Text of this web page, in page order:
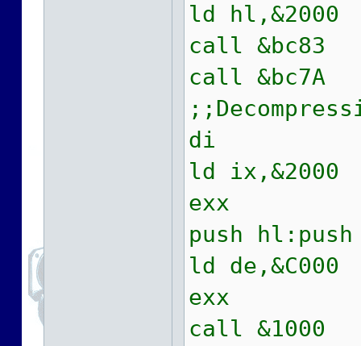
ld hl,&2000
call &bc83
call &bc7A
di
ld
exx
push
ld
exx
call &1000